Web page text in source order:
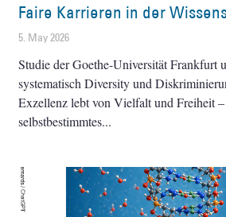
Faire Karrieren in der
5. May 2026
Studie der Goethe-Universität Frankfurt
systematisch Diversity und
Exzellenz lebt von Vielfalt und Freiheit
selbstbestimmtes